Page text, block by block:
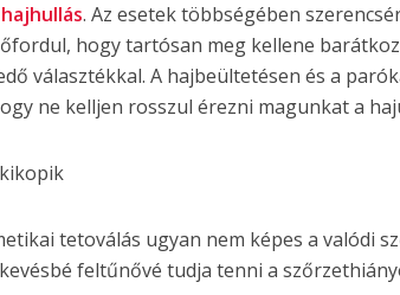
. Az esetek többségében
hogy tartósan meg kellene
választékkal. A hajbeültetésen és a
ne kelljen rosszul érezni magunkat a
tetoválás ugyan nem képes a valódi
feltűnővé tudja tenni a